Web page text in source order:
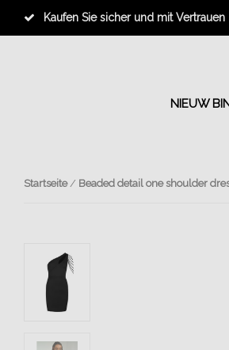
Kaufen Sie sicher und mit Vertrauen
NIEUW
Startseite/ Beaded detail one shoulder